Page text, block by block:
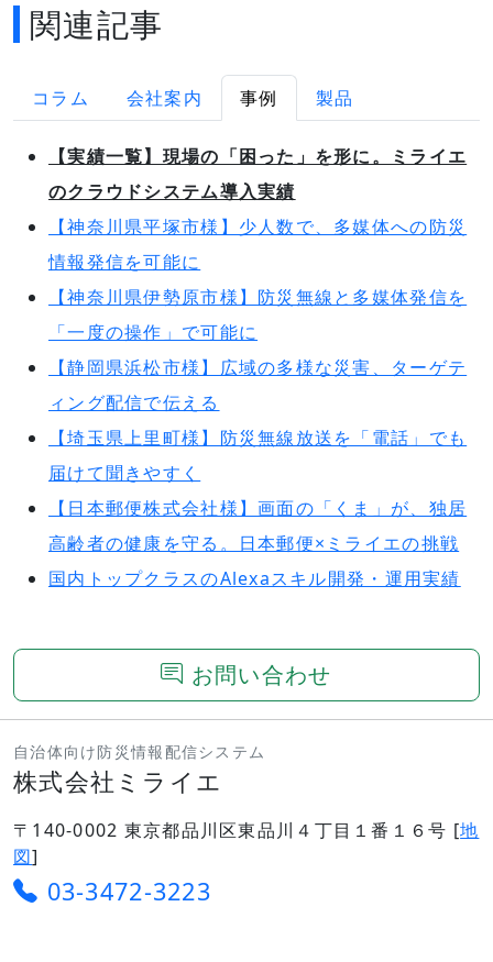
関連記事
コラム 会社案内 事例 製品
【実績一覧】現場の「困った」を形に。ミライエ
のクラウドシステム導入実績
【神奈川県平塚市様】少人数で、多媒体への防災
情報発信を可能に
【神奈川県伊勢原市様】防災無線と多媒体発信を
「一度の操作」で可能に
【静岡県浜松市様】広域の多様な災害、ターゲテ
ィング配信で伝える
【埼玉県上里町様】防災無線放送を「電話」でも
届けて聞きやすく
【日本郵便株式会社様】画面の「くま」が、独居
高齢者の健康を守る。日本郵便×ミライエの挑戦
国内トップクラスのAlexaスキル開発・運用実績
お問い合わせ
自治体向け防災情報配信システム
株式会社ミライエ
〒140-0002 東京都品川区東品川４丁目１番１６号 [地
図]
03-3472-3223